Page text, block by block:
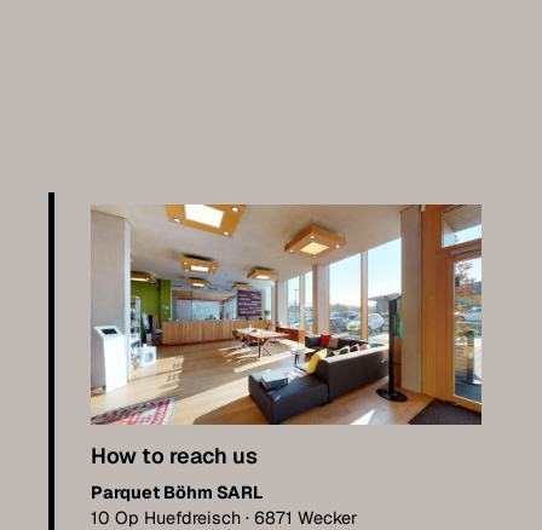
How to reach us
Parquet Böhm SARL
10 Op Huefdreisch · 6871 Wecker